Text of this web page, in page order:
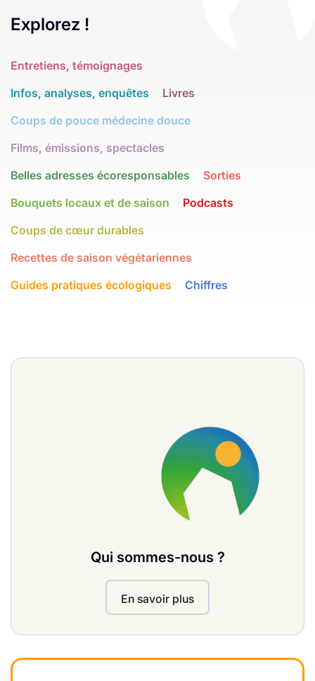
Explorez !
Entretiens, témoignages
Infos, analyses, enquêtes
Livres
Coups de pouce médecine douce
Films, émissions, spectacles
Belles adresses écoresponsables
Sorties
Bouquets locaux et de saison
Podcasts
Coups de cœur durables
Recettes de saison végétariennes
Guides pratiques écologiques
Chiffres
Qui sommes-nous ?
En savoir plus